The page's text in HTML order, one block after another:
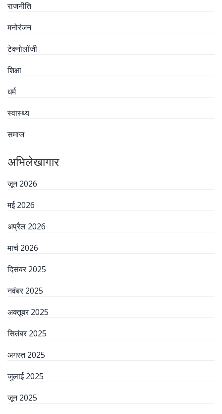
राजनीति
मनोरंजन
टेक्नोलॉजी
शिक्षा
धर्म
स्वास्थ्य
समाज
अभिलेखागार
जून 2026
मई 2026
अप्रैल 2026
मार्च 2026
दिसंबर 2025
नवंबर 2025
अक्तूबर 2025
सितंबर 2025
अगस्त 2025
जुलाई 2025
जून 2025